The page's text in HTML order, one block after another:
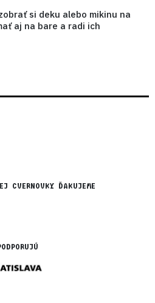
si deku alebo mikinu na
aj na bare a radi ich
CVERNOVKY ĎAKUJEME